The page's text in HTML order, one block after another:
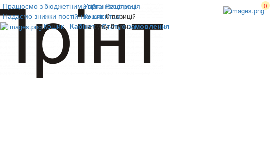
0
-Працюємо з бюджетними організаціями
-Надаємо знижки постійним клієнтам
Кошик
Кабінет Статус замовлення
Увійти Реєстрація
Кошик0 позицій
на суму0 грн.